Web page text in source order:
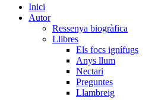
Close
Menu
Inici
Autor
Ressenya biogràfica
Llibres
Els focs ignífugs
Anys llum
Nectari
Preguntes
Llambreig